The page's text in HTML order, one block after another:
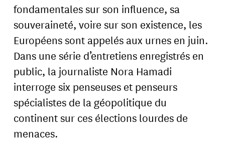
fondamentales sur son influence, sa
souveraineté, voire sur son existence, les
Européens sont appelés aux urnes en juin.
Dans une série d’entretiens enregistrés en
public, la journaliste Nora Hamadi
interroge six penseuses et penseurs
spécialistes de la géopolitique du
continent sur ces élections lourdes de
menaces.